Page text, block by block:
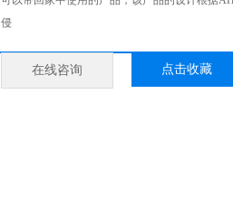
侵
在线咨询 点击收藏